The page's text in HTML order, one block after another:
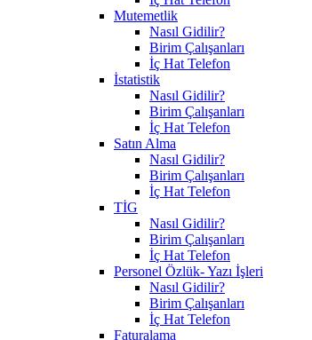
Mutemetlik
Nasıl Gidilir?
Birim Çalışanları
İç Hat Telefon
İstatistik
Nasıl Gidilir?
Birim Çalışanları
İç Hat Telefon
Satın Alma
Nasıl Gidilir?
Birim Çalışanları
İç Hat Telefon
TİG
Nasıl Gidilir?
Birim Çalışanları
İç Hat Telefon
Personel Özlük- Yazı İşleri
Nasıl Gidilir?
Birim Çalışanları
İç Hat Telefon
Faturalama